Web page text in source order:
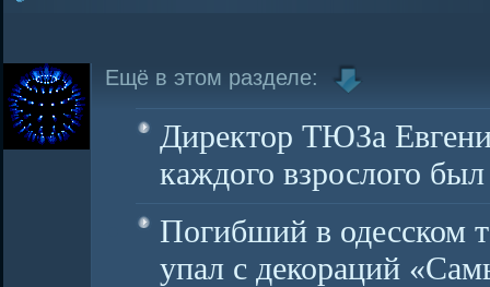
Ещё в этом разделе:
Директор ТЮЗа
каждого взрослого
Погибший в одесском
упал с декораций